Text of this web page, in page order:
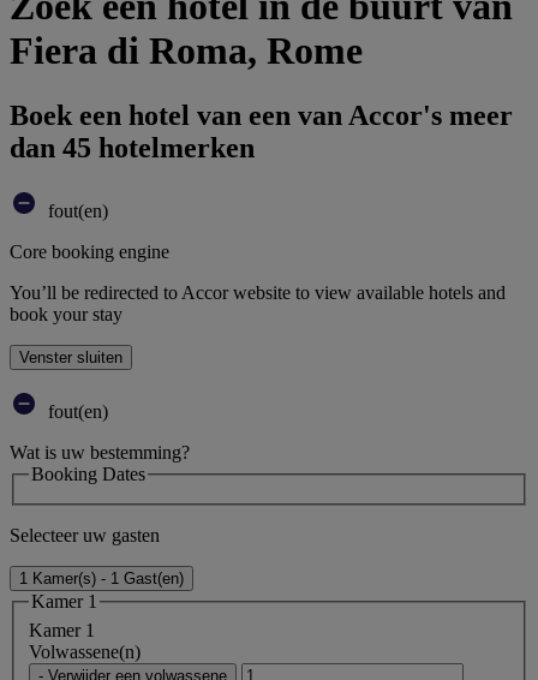
Fiera di Roma, Rome
Boek een hotel van een van Accor's meer
dan 45 hotelmerken
fout(en)
Core booking engine
You’ll be redirected to Accor website to view available hotels and
book your stay
Venster sluiten
fout(en)
Wat is uw bestemming?
Booking Dates
Selecteer uw gasten
1 Kamer(s) - 1 Gast(en)
Kamer 1
Kamer 1
Volwassene(n)
- Verwijder een volwassene